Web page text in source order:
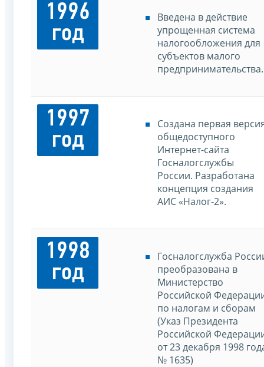
1996
год
Введена в действие
упрощенная система
налогообложения для
субъектов малого
предпринимательства.
1997
год
Создана первая
общедоступного
Интернет-сайта
Госналогслужбы
России. Разработана
концепция создания
АИС «Налог-2».
1998
год
Госналогслужба
преобразована в
Министерство
Российской
по налогам и сборам
(Указ Президента
Российской
от 23 декабря 1998
№ 1635)